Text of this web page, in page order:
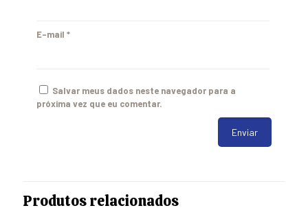
E-mail *
Salvar meus dados neste navegador para a
próxima vez que eu comentar.
Produtos relacionados